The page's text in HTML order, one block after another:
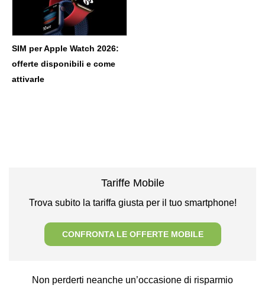
SIM per Apple Watch 2026:
offerte disponibili e come
attivarle
Tariffe Mobile
Trova subito la tariffa giusta per il tuo smartphone!
CONFRONTA LE OFFERTE MOBILE
Non perderti neanche un’occasione di risparmio